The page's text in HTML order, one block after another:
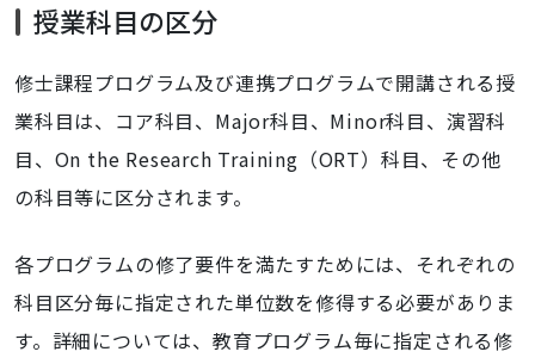
授業科目の区分
修士課程プログラム及び連携プログラムで開講される授
業科目は、コア科目、Major科目、Minor科目、演習科
目、On the Research Training（ORT）科目、その他
の科目等に区分されます。
各プログラムの修了要件を満たすためには、それぞれの
科目区分毎に指定された単位数を修得する必要がありま
す。詳細については、教育プログラム毎に指定される修